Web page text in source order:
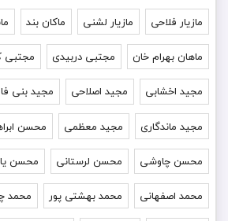
مازیار فلاحی مازیار لشنی ماکان بند
ماهان بهرام خان مجتبی دربیدی مجتبی
مجید اخشابی مجید اصلاحی مجید بنی
مجید ماندگاری مجید معظمی محسن
محسن چاوشی محسن لرستانی محسن
محمد اصفهانی محمد بهشتی پور محمد